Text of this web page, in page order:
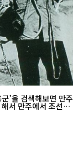
서 만주에서 조선의
들이 많이 있다. 그
만들어진 조선독립
고 나아가서 항일연